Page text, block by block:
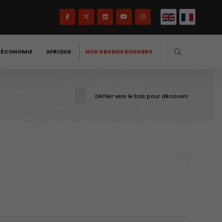
AFRIQUE NOS GRANDS DOSSIERS
Défiler vers le bas pour découvrir